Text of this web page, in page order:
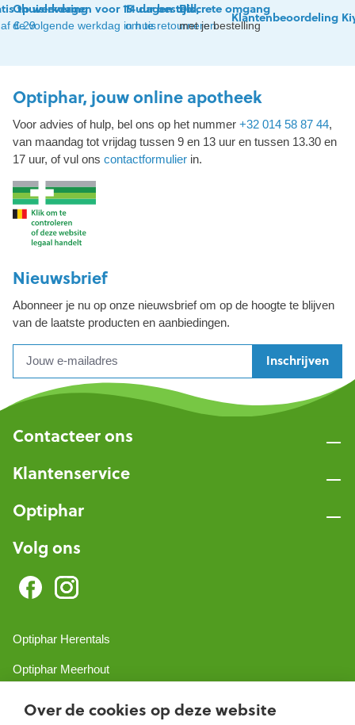
Over de cookies op deze website
thuislevering
€ 29
Op werkdagen voor 15 uur besteld,
de volgende werkdag in huis
14 dagen tijd
om te retourneren
Discrete omgang
met je bestelling
Klantenbeoordeling
Optiphar, jouw online apotheek
Voor advies of hulp, bel ons op het nummer +32 014 58 87 44,
van maandag tot vrijdag tussen 9 en 13 uur en tussen 13.30 en
17 uur, of vul ons contactformulier in.
Nieuwsbrief
Abonneer je nu op onze nieuwsbrief om op de hoogte te blijven
van de laatste producten en aanbiedingen.
Inschrijven
Contacteer ons
Klantenservice
Optiphar
Volg ons
Optiphar Herentals
Optiphar Meerhout